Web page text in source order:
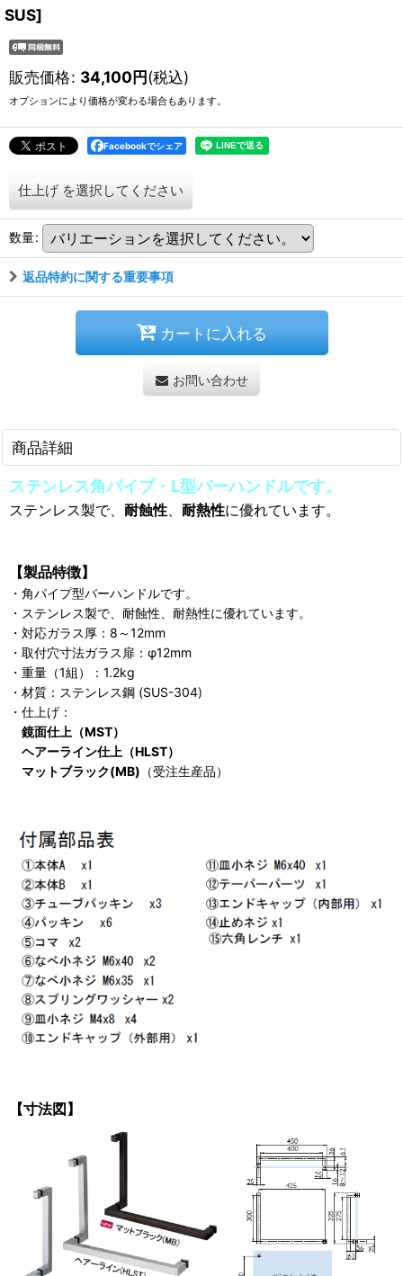
SUS]
販売価格: 34,100円(税込)
オプションにより価格が変わる場合もあります。
Facebookでシェア
仕上げ を選択してください
数量:
返品特約に関する重要事項
カートに入れる
お問い合わせ
商品詳細
ステンレス角パイプ・L型バーハンドルです。
ステンレス製で、 耐蝕性、 耐熱性に優れています。
【製品特徴】
・角パイプ型バーハンドルです。
・ステンレス製で、耐蝕性、耐熱性に優れています。
・対応ガラス厚：8～12mm
・取付穴寸法ガラス扉：φ12mm
・重量（1組）：1.2kg
・材質：ステンレス鋼 (SUS-304)
・仕上げ：
鏡面仕上（MST）
ヘアーライン仕上（HLST）
マットブラック(MB) （受注生産品）
【寸法図】